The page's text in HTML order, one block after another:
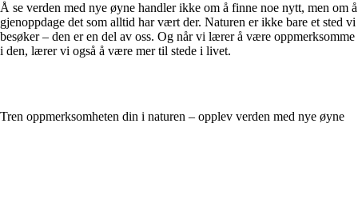
Å se verden med nye øyne handler ikke om å finne noe nytt, men om å
gjenoppdage det som alltid har vært der. Naturen er ikke bare et sted vi
besøker – den er en del av oss. Og når vi lærer å være oppmerksomme
i den, lærer vi også å være mer til stede i livet.
Tren oppmerksomheten din i naturen – opplev verden med nye øyne